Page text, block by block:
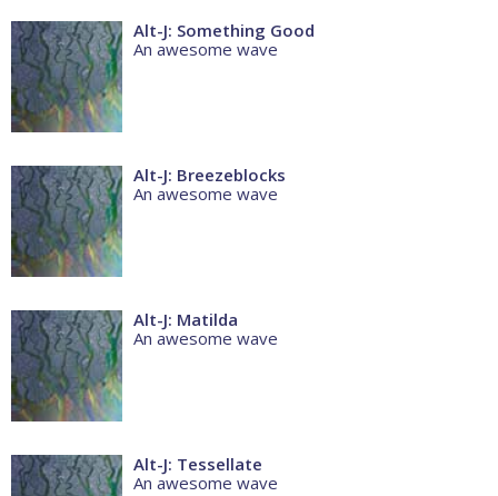
Alt-J: Something Good
An awesome wave
Alt-J: Breezeblocks
An awesome wave
Alt-J: Matilda
An awesome wave
Alt-J: Tessellate
An awesome wave